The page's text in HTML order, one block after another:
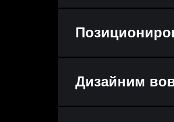
Дизайним